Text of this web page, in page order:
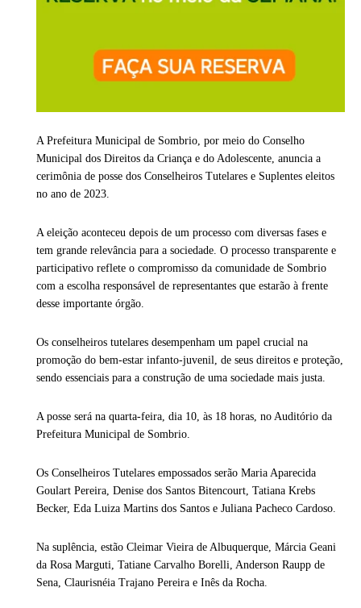
A Prefeitura Municipal de Sombrio, por meio do Conselho
Municipal dos Direitos da Criança e do Adolescente, anuncia a
cerimônia de posse dos Conselheiros Tutelares e Suplentes eleitos
no ano de 2023.
A eleição aconteceu depois de um processo com diversas fases e
tem grande relevância para a sociedade. O processo transparente e
participativo reflete o compromisso da comunidade de Sombrio
com a escolha responsável de representantes que estarão à frente
desse importante órgão.
Os conselheiros tutelares desempenham um papel crucial na
promoção do bem-estar infanto-juvenil, de seus direitos e proteção,
sendo essenciais para a construção de uma sociedade mais justa.
A posse será na quarta-feira, dia 10, às 18 horas, no Auditório da
Prefeitura Municipal de Sombrio.
Os Conselheiros Tutelares empossados serão Maria Aparecida
Goulart Pereira, Denise dos Santos Bitencourt, Tatiana Krebs
Becker, Eda Luiza Martins dos Santos e Juliana Pacheco Cardoso.
Na suplência, estão Cleimar Vieira de Albuquerque, Márcia Geani
da Rosa Marguti, Tatiane Carvalho Borelli, Anderson Raupp de
Sena, Claurisnéia Trajano Pereira e Inês da Rocha.